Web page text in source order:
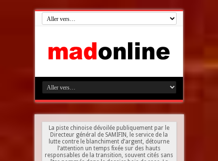
La piste chinoise dévoilée publiquement par le
Directeur général de SAMIFIN, le service de la
lutte contre le blanchiment d’argent, détourne
l’attention un temps fixée sur des hauts
responsables de la transition, souvent cités sans